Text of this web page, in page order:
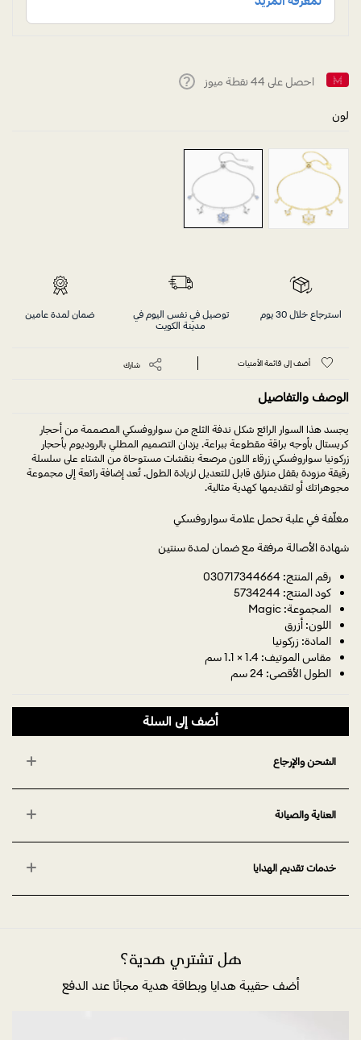
احصل على 44 نقطة ميوز
لون
استرجاع خلال 30 يوم
توصيل في نفس اليوم في
مدينة الكويت
ضمان لمدة عامين
أضف إلى قائمة الأمنيات شارك
الوصف والتفاصيل
يجسد هذا السوار الرائع شكل ندفة الثلج من سواروفسكي المصممة من أحجار
كريستال بأوجه براقة مقطوعة ببراعة. يزدان التصميم المطلي بالروديوم بأحجار
زركونيا سواروفسكي زرقاء اللون مرصعة بنقشات مستوحاة من الشتاء على سلسلة
رقيقة مزودة بقفل منزلق قابل للتعديل لزيادة الطول. تُعد إضافة رائعة إلى مجموعة
مجوهراتك أو لتقديمها كهدية مثالية.
مغلّفة في علبة تحمل علامة سواروفسكي
شهادة الأصالة مرفقة مع ضمان لمدة سنتين
رقم المنتج: 030717344664
كود المنتج: 5734244
المجموعة: Magic
اللون: أزرق
المادة: زركونيا
مقاس الموتيف: 1.4 × 1.1 سم
الطول الأقصى: 24 سم
أضف إلى السلة
الشحن والإرجاع
العناية والصيانة
خدمات تقديم الهدايا
هل تشتري هدية؟
أضف حقيبة هدايا وبطاقة هدية مجانًا عند الدفع